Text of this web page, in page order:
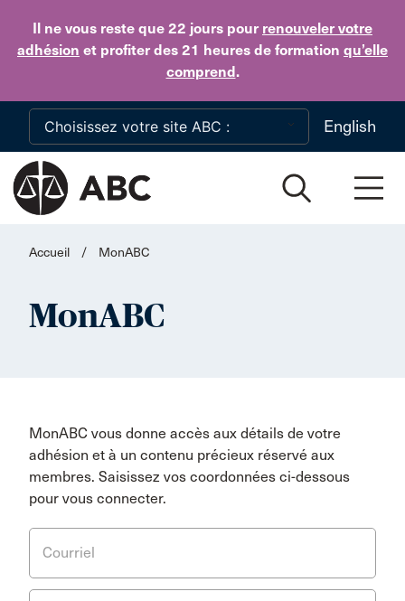
Il ne vous reste que 22 jours pour renouveler votre
adhésion et profiter des 21 heures de formation qu’elle
comprend.
Skip to main content
English
Accueil / MonABC
MonABC
MonABC vous donne accès aux détails de votre
adhésion et à un contenu précieux réservé aux
membres. Saisissez vos coordonnées ci-dessous
pour vous connecter.
Courriel